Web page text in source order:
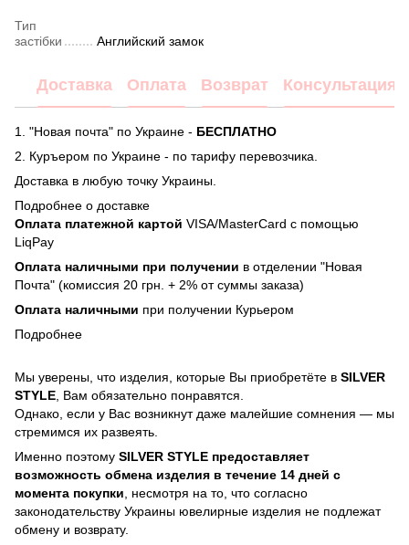
Тип
застібки
Английский замок
Доставка Оплата Возврат Консультация
1. "Новая почта" по Украине - БЕСПЛАТНО
2. Куръером по Украине - по тарифу перевозчика.
Доставка в любую точку Украины.
Подробнее о доставке
Оплата платежной картой VISA/MasterCard с помощью
LiqPay
Оплата наличными при получении в отделении "Новая
Почта" (комиссия 20 грн. + 2% от суммы заказа)
Оплата наличными при получении Курьером
Подробнее
Мы уверены, что изделия, которые Вы приобретёте в SILVER
STYLE , Вам обязательно понравятся.
Однако, если у Вас возникнут даже малейшие сомнения — мы
стремимся их развеять.
Именно поэтому SILVER STYLE предоставляет
возможность обмена изделия в течение 14 дней с
момента покупки , несмотря на то, что согласно
законодательству Украины ювелирные изделия не подлежат
обмену и возврату.